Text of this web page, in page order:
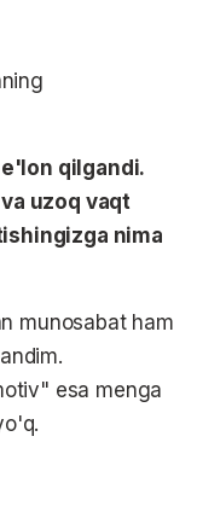
qilgandi.
va uzoq vaqt
nima
munosabat ham
esa menga